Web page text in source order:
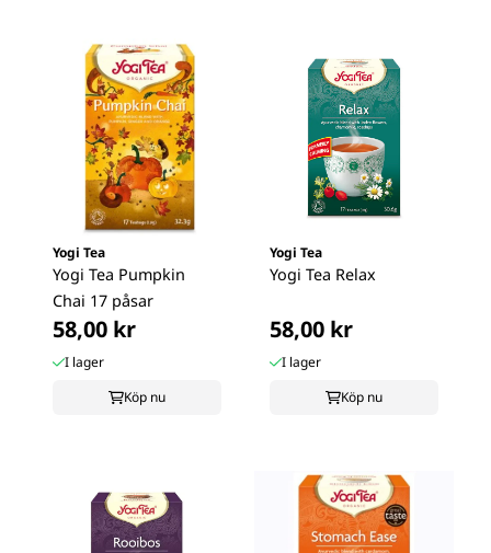
Yogi Tea
Yogi Tea Pumpkin
Chai 17 påsar
58,00 kr
I lager
Köp nu
Yogi Tea
Yogi Tea Relax
58,00 kr
I lager
Köp nu